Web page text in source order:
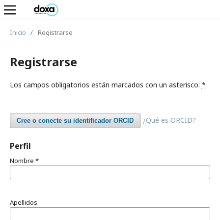
Inicio / Registrarse
Registrarse
Los campos obligatorios están marcados con un asterisco: *
Cree o conecte su identificador ORCID ¿Qué es ORCID?
Perfil
Nombre *
Apellidos